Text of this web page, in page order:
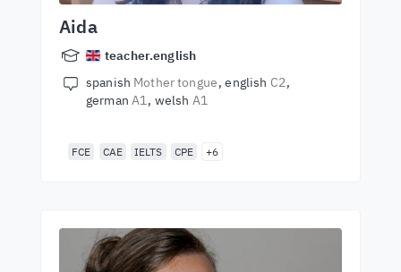
Aida
teacher.english
spanish Mother tongue english C2
german A1 welsh A1
FCE CAE IELTS CPE +6